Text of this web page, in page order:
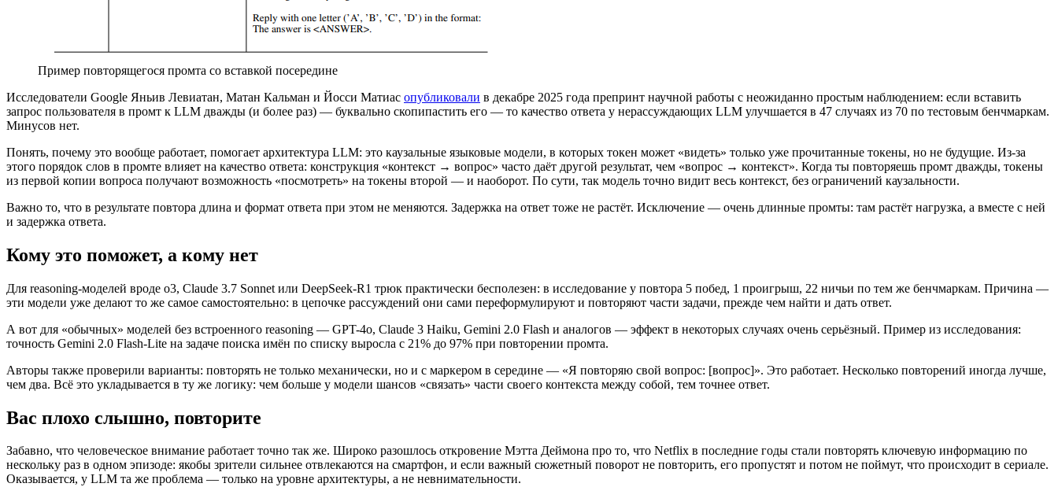
Пример повторящегося промта со вставкой посередине
Исследователи Google Яньив Левиатан, Матан Кальман и Йосси Матиас опубликовали в декабре 2025 года препринт научной работы с неожиданно простым наблюдением: если вставить
запрос пользователя в промт к LLM дважды (и более раз) — буквально скопипастить его — то качество ответа у нерассуждающих LLM улучшается в 47 случаях из 70 по тестовым бенчмаркам.
Минусов нет.
Понять, почему это вообще работает, помогает архитектура LLM: это каузальные языковые модели, в которых токен может «видеть» только уже прочитанные токены, но не будущие. Из-за
этого порядок слов в промте влияет на качество ответа: конструкция «контекст → вопрос» часто даёт другой результат, чем «вопрос → контекст». Когда ты повторяешь промт дважды, токены
из первой копии вопроса получают возможность «посмотреть» на токены второй — и наоборот. По сути, так модель точно видит весь контекст, без ограничений каузальности.
Важно то, что в результате повтора длина и формат ответа при этом не меняются. Задержка на ответ тоже не растёт. Исключение — очень длинные промты: там растёт нагрузка, а вместе с ней
и задержка ответа.
Кому это поможет, а кому нет
Для reasoning-моделей вроде o3, Claude 3.7 Sonnet или DeepSeek-R1 трюк практически бесполезен: в исследование у повтора 5 побед, 1 проигрыш, 22 ничьи по тем же бенчмаркам. Причина —
эти модели уже делают то же самое самостоятельно: в цепочке рассуждений они сами переформулируют и повторяют части задачи, прежде чем найти и дать ответ.
А вот для «обычных» моделей без встроенного reasoning — GPT-4o, Claude 3 Haiku, Gemini 2.0 Flash и аналогов — эффект в некоторых случаях очень серьёзный. Пример из исследования:
точность Gemini 2.0 Flash-Lite на задаче поиска имён по списку выросла с 21% до 97% при повторении промта.
Авторы также проверили варианты: повторять не только механически, но и с маркером в середине — «Я повторяю свой вопрос: [вопрос]». Это работает. Несколько повторений иногда лучше,
чем два. Всё это укладывается в ту же логику: чем больше у модели шансов «связать» части своего контекста между собой, тем точнее ответ.
Вас плохо слышно, повторите
Забавно, что человеческое внимание работает точно так же. Широко разошлось откровение Мэтта Деймона про то, что Netflix в последние годы стали повторять ключевую информацию по
нескольку раз в одном эпизоде: якобы зрители сильнее отвлекаются на смартфон, и если важный сюжетный поворот не повторить, его пропустят и потом не поймут, что происходит в сериале.
Оказывается, у LLM та же проблема — только на уровне архитектуры, а не невнимательности.